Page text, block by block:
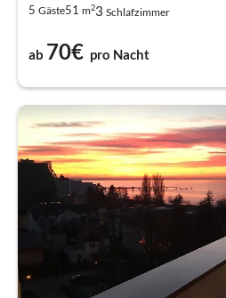
5 Gäste51 m23 Schlafzimmer
ab 70€ pro Nacht